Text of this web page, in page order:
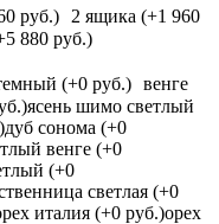
руб.)
2 ящика (+1 960
880 руб.)
(+0 руб.) венге
ясень шимо светлый
дуб сонома (+0
венге (+0
(+0
светлая (+0
италия (+0 руб.)орех